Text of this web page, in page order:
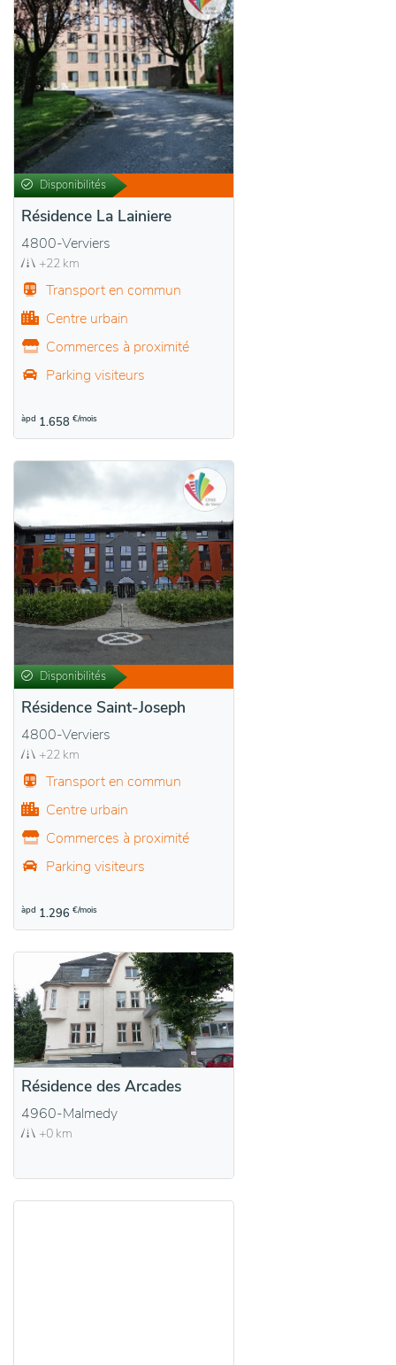
Disponibilités
Résidence La Lainiere
4800-Verviers
+22 km
Transport en commun
Centre urbain
Commerces à proximité
Parking visiteurs
àpd 1.658 €/mois
Disponibilités
Résidence Saint-Joseph
4800-Verviers
+22 km
Transport en commun
Centre urbain
Commerces à proximité
Parking visiteurs
àpd 1.296 €/mois
Résidence des Arcades
4960-Malmedy
+0 km